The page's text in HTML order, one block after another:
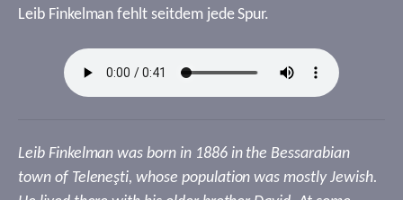
Leib Finkelman fehlt seitdem jede Spur.
Leib Finkelman was born in 1886 in the Bessarabian
town of Teleneşti, whose population was mostly Jewish.